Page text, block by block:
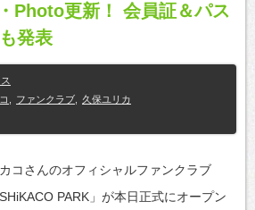
Photo更新！ 会員証＆パス
発表
ファンクラブ
久保ユリカ
コさんのオフィシャルファンクラブ
SHiKACO PARK」が本日正式にオープン